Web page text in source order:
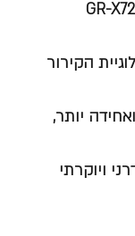
הקירור
יותר,
ויוקרתי